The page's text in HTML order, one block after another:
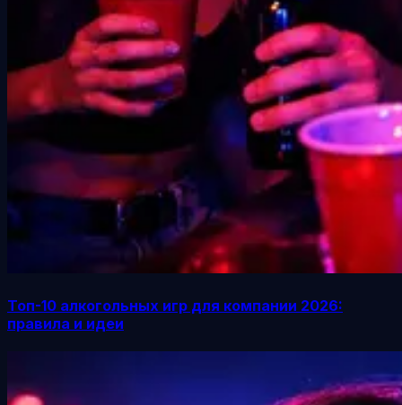
Топ-10 алкогольных игр для компании 2026:
правила и идеи